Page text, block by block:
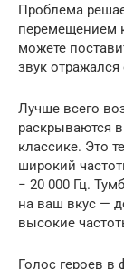
Проблема
перемещением
можете
звук отражался
Лучше всего
раскрываются
классике. Это
широкий
− 20 000 Гц.
на ваш вкус —
высокие
Голос героев в